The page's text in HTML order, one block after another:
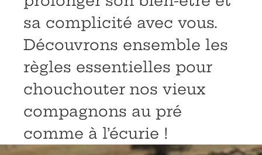
sa complicité avec vous.
Découvrons ensemble les
règles essentielles pour
chouchouter nos vieux
compagnons au pré
comme à l’écurie !